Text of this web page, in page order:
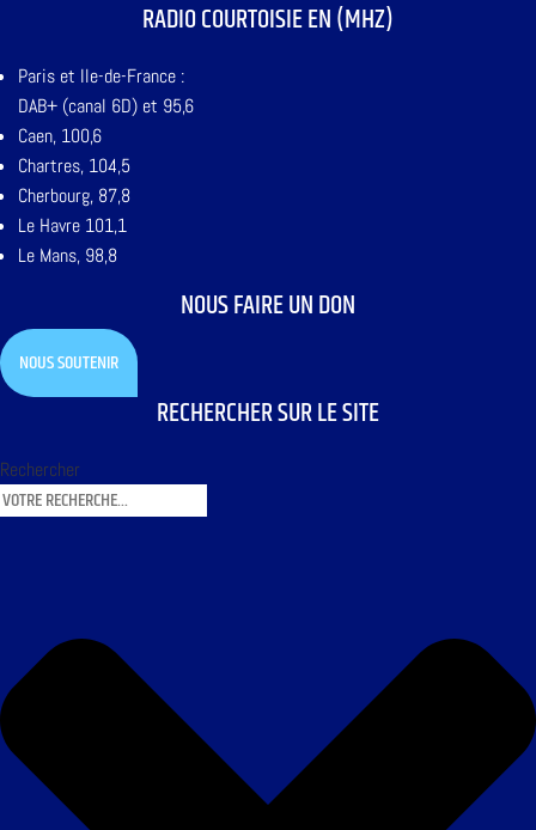
RADIO COURTOISIE EN (MHZ)
Paris et Ile-de-France :
DAB+ (canal 6D) et 95,6
Caen, 100,6
Chartres, 104,5
Cherbourg, 87,8
Le Havre 101,1
Le Mans, 98,8
NOUS FAIRE UN DON
NOUS SOUTENIR
RECHERCHER SUR LE SITE
Rechercher